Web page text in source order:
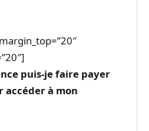
puis-je faire payer
accéder à mon